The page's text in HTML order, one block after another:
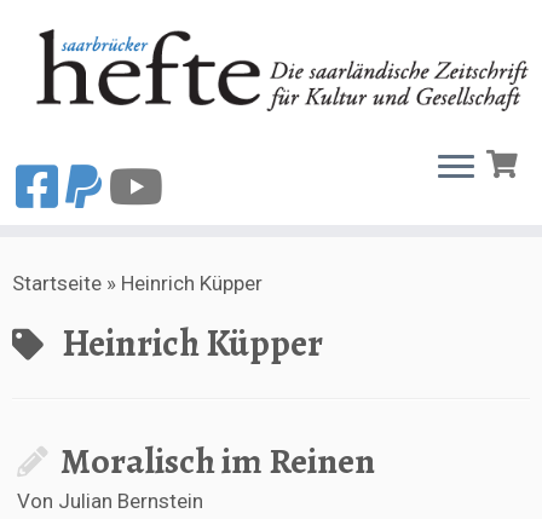
Inhalt
Startseite » Heinrich Küpper
Heinrich Küpper
Moralisch im Reinen
Von Julian Bernstein